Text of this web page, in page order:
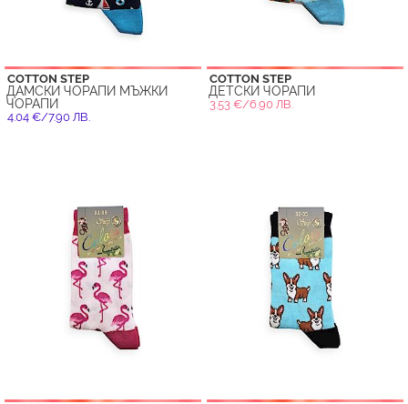
COTTON STEP
ДАМСКИ ЧОРАПИ МЪЖКИ
ЧОРАПИ
4.04 €/7.90 ЛВ.
COTTON STEP
ДЕТСКИ ЧОРАПИ
3.53 €/6.90 ЛВ.